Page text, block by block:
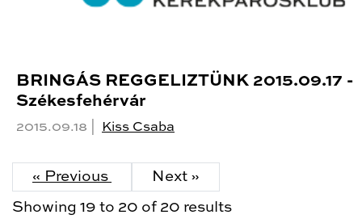
BRINGÁS REGGELIZTÜNK 2015.09.17 -
Székesfehérvár
2015.09.18 | Kiss Csaba
« Previous Next »
Showing 19 to 20 of 20 results